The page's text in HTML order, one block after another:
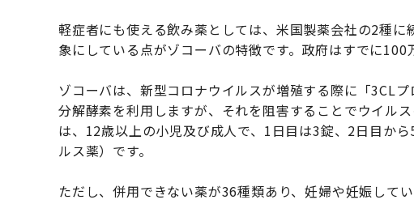
軽症者にも使える飲み薬としては、米国製薬会社の2種
象にしている点がゾコーバの特徴です。政府はすでに100
ゾコーバは、新型コロナウイルスが増殖する際に「3CL
分解酵素を利用しますが、それを阻害することでウイル
は、12歳以上の小児及び成人で、1日目は3錠、2日目か
ルス薬）です。
ただし、併用できない薬が36種類あり、妊婦や妊娠して